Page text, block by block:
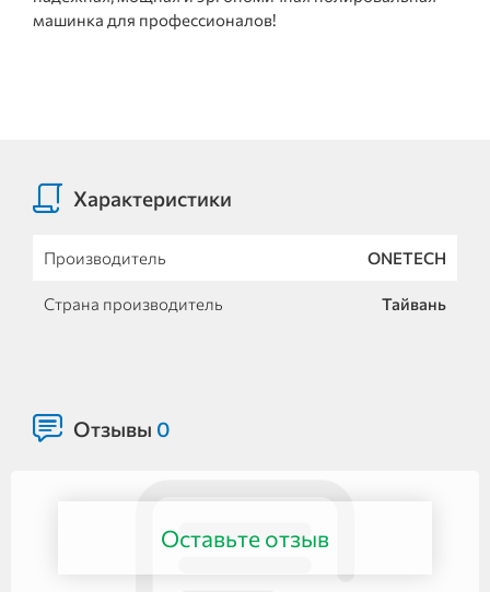
машинка для профессионалов!
Характеристики
Производитель ONETECH
Страна производитель Тайвань
Отзывы 0
Оставьте отзыв